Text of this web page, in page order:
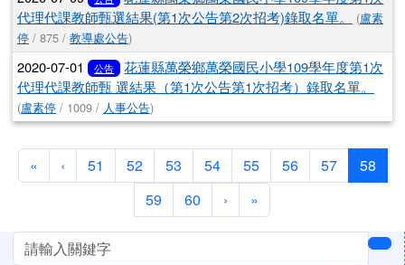
代理代課教師甄選結果(第1次公告第2次招考)錄取名單。
(盧素
停 / 875 / 教導處公告)
2020-07-01 公告
花蓮縣萬榮鄉萬榮國民小學109學年度第1次
代理代課教師甄 選結果（第1次公告第1次招考）錄取名單。
(盧素停 / 1009 / 人事公告)
«第一頁
‹上一頁
51 52 53 54 55 56 57 58(目
59
60 › 下一頁
»
左邊區域內容